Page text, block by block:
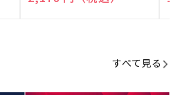
すべて見る